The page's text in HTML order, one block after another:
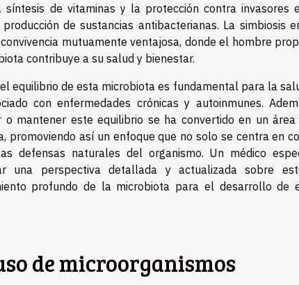
de vitaminas y la protección contra invasores
de sustancias antibacterianas. La simbiosis
mutuamente ventajosa, donde el hombre
contribuye a su salud y bienestar.
equilibrio de esta microbiota es fundamental para la
con enfermedades crónicas y autoinmunes.
mantener este equilibrio se ha convertido en un área
promoviendo así un enfoque que no solo se centra en
defensas naturales del organismo. Un médico
una perspectiva detallada y actualizada sobre
profundo de la microbiota para el desarrollo de
de microorganismos